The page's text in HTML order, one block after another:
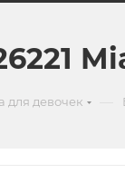
для девочек